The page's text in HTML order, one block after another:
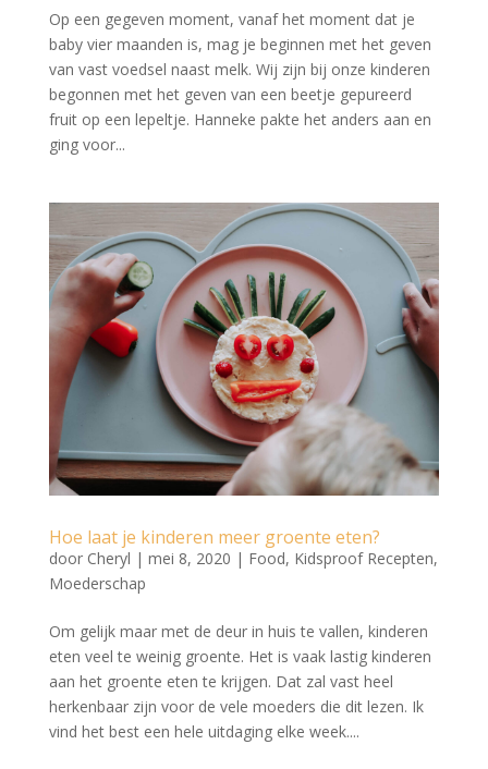
Op een gegeven moment, vanaf het moment dat je
baby vier maanden is, mag je beginnen met het geven
van vast voedsel naast melk. Wij zijn bij onze kinderen
begonnen met het geven van een beetje gepureerd
fruit op een lepeltje. Hanneke pakte het anders aan en
ging voor...
Hoe laat je kinderen meer groente eten?
door Cheryl | mei 8, 2020 | Food, Kidsproof Recepten,
Moederschap
Om gelijk maar met de deur in huis te vallen, kinderen
eten veel te weinig groente. Het is vaak lastig kinderen
aan het groente eten te krijgen. Dat zal vast heel
herkenbaar zijn voor de vele moeders die dit lezen. Ik
vind het best een hele uitdaging elke week....